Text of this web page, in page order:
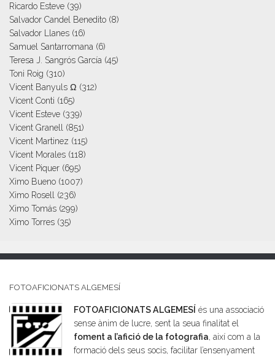
Ricardo Esteve (39)
Salvador Candel Benedito (8)
Salvador Llanes (16)
Samuel Santarromana (6)
Teresa J. Sangrós García (45)
Toni Roig (310)
Vicent Banyuls Ω (312)
Vicent Conti (165)
Vicent Esteve (339)
Vicent Granell
(851)
Vicent Martinez (115)
Vicent Morales (118)
Vicent Piquer (695)
Ximo Bueno (1007)
Ximo Rosell
(236)
Ximo Tomás (299)
Ximo Torres (35)
FOTOAFICIONATS ALGEMESÍ
FOTOAFICIONATS ALGEMESÍ és una associació
sense ànim de lucre, sent la seua finalitat el
foment a l’afició de la fotografia, així com a la
formació dels seus socis, facilitar l’ensenyament